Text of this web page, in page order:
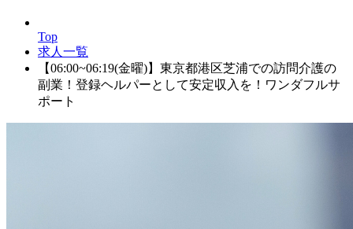
Top
求人一覧
【06:00~06:19(金曜)】東京都港区芝浦での訪問介護の
副業！登録ヘルパーとして安定収入を！ワンダフルサ
ポート